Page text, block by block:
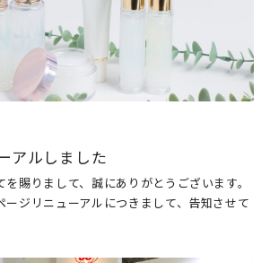
アルしました
賜りまして、誠にありがとうございます。
ージリニューアルにつきまして、告知させて